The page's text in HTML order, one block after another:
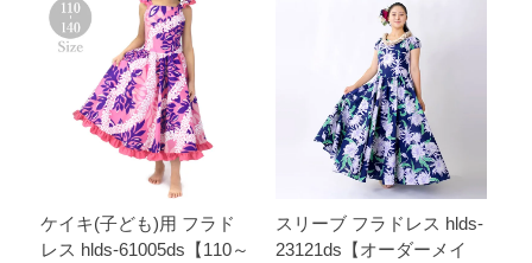
ケイキ(子ども)用 フラド
レス hlds-61005ds【110～
スリーブ フラドレス hlds-
23121ds【オーダーメイ